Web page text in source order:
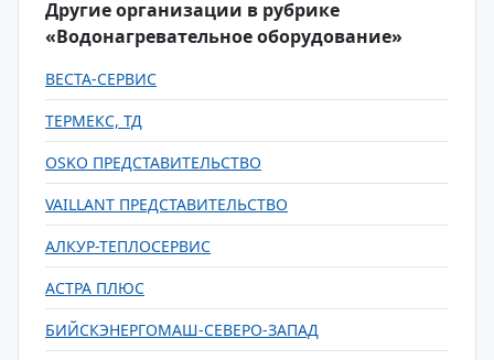
Другие организации в рубрике
«Водонагревательное оборудование»
ВЕСТА-СЕРВИС
ТЕРМЕКС, ТД
OSKO ПРЕДСТАВИТЕЛЬСТВО
VAILLANT ПРЕДСТАВИТЕЛЬСТВО
АЛКУР-ТЕПЛОСЕРВИС
АСТРА ПЛЮС
БИЙСКЭНЕРГОМАШ-СЕВЕРО-ЗАПАД